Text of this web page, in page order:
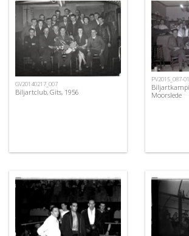
GV20140217_007
Biljartclub, Gits, 1956
PV2015_087-
Moorslede